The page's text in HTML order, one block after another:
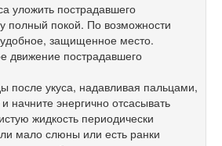
уложить пострадавшего
полный покой. По возможности
удобное, защищенное место.
движение пострадавшего
после укуса, надавливая пальцами,
начните энергично отсасывать
жидкость периодически
мало слюны или есть ранки